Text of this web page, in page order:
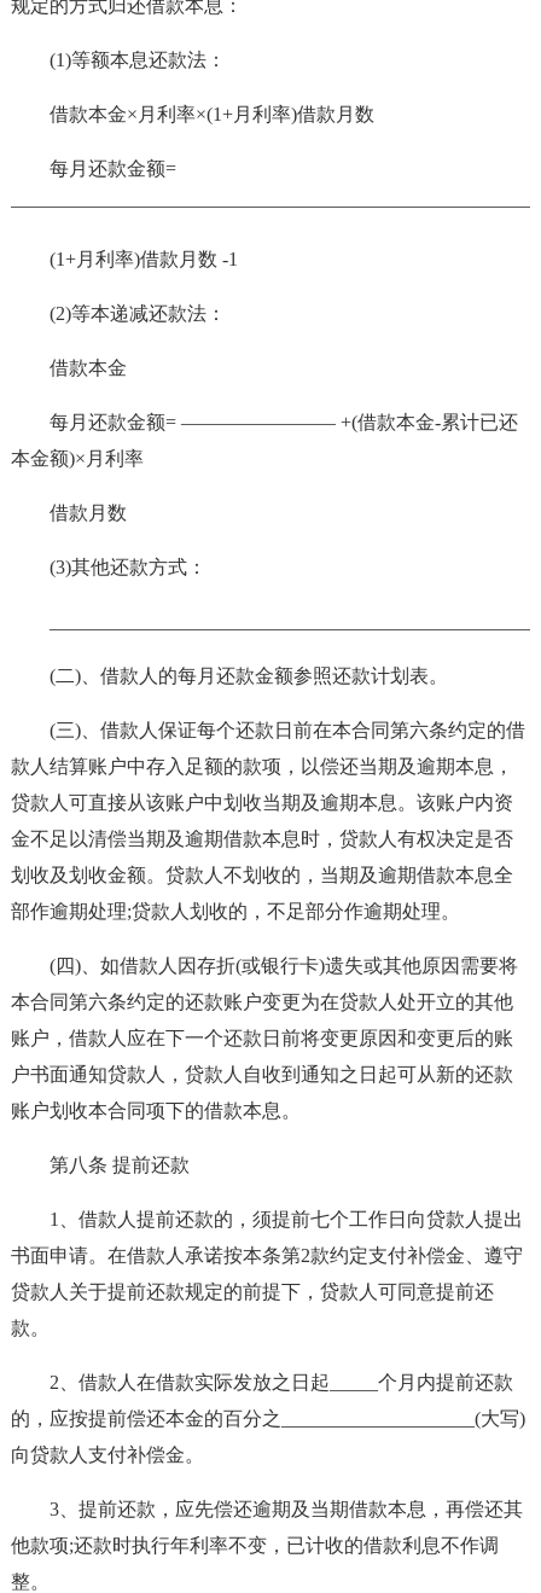
规定的方式归还借款本息：
(1)等额本息还款法：
借款本金×月利率×(1+月利率)借款月数
每月还款金额=
(1+月利率)借款月数 -1
(2)等本递减还款法：
借款本金
每月还款金额= ———————— +(借款本金-累计已还
本金额)×月利率
借款月数
(3)其他还款方式：
(二)、借款人的每月还款金额参照还款计划表。
(三)、借款人保证每个还款日前在本合同第六条约定的借
款人结算账户中存入足额的款项，以偿还当期及逾期本息，
贷款人可直接从该账户中划收当期及逾期本息。该账户内资
金不足以清偿当期及逾期借款本息时，贷款人有权决定是否
划收及划收金额。贷款人不划收的，当期及逾期借款本息全
部作逾期处理;贷款人划收的，不足部分作逾期处理。
(四)、如借款人因存折(或银行卡)遗失或其他原因需要将
本合同第六条约定的还款账户变更为在贷款人处开立的其他
账户，借款人应在下一个还款日前将变更原因和变更后的账
户书面通知贷款人，贷款人自收到通知之日起可从新的还款
账户划收本合同项下的借款本息。
第八条 提前还款
1、借款人提前还款的，须提前七个工作日向贷款人提出
书面申请。在借款人承诺按本条第2款约定支付补偿金、遵守
贷款人关于提前还款规定的前提下，贷款人可同意提前还
款。
2、借款人在借款实际发放之日起_____个月内提前还款
的，应按提前偿还本金的百分之____________________(大写)
向贷款人支付补偿金。
3、提前还款，应先偿还逾期及当期借款本息，再偿还其
他款项;还款时执行年利率不变，已计收的借款利息不作调
整。